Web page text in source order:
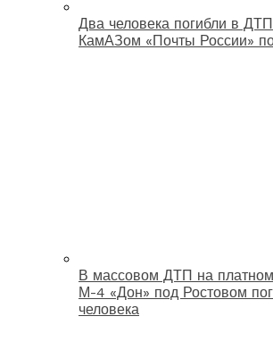
Два человека погибли в
КамАЗом «Почты России»
В массовом ДТП на платном
М-4 «Дон» под Ростовом
человека